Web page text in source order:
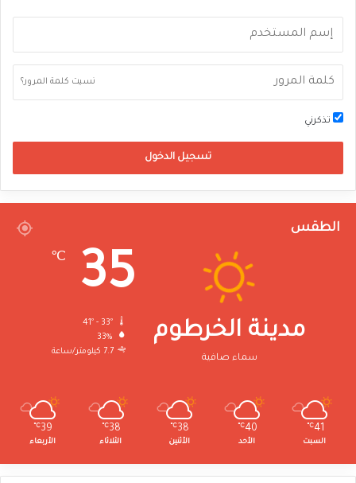
نسيت كلمة المرور؟
تذكرني
تسجيل الدخول
الطقس
مدينة الخرطوم
سماء صافية
35
℃
33%
7.7 كيلومتر/ساعة
41
℃
السبت
40
℃
الأحد
38
℃
الأثنين
38
℃
الثلاثاء
39
℃
الأربعاء